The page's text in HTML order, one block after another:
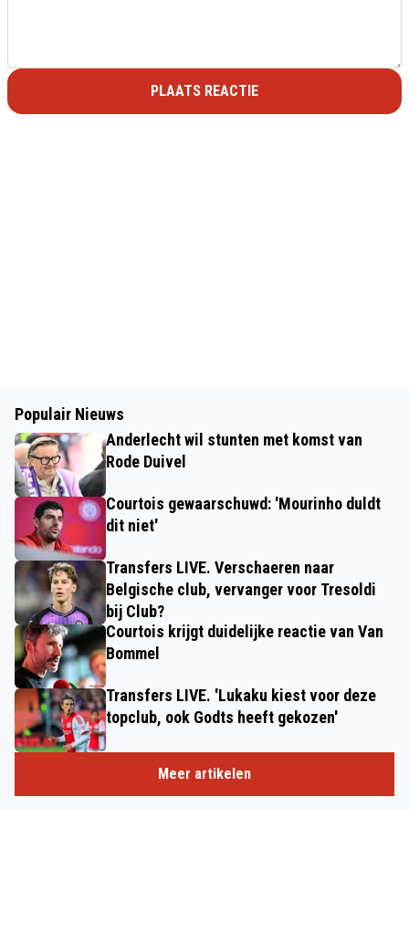
PLAATS REACTIE
Populair Nieuws
Anderlecht wil stunten met komst van
Rode Duivel
Courtois gewaarschuwd: 'Mourinho duldt
dit niet'
Transfers LIVE. Verschaeren naar
Belgische club, vervanger voor Tresoldi
bij Club?
Courtois krijgt duidelijke reactie van Van
Bommel
Transfers LIVE. 'Lukaku kiest voor deze
topclub, ook Godts heeft gekozen'
Meer artikelen